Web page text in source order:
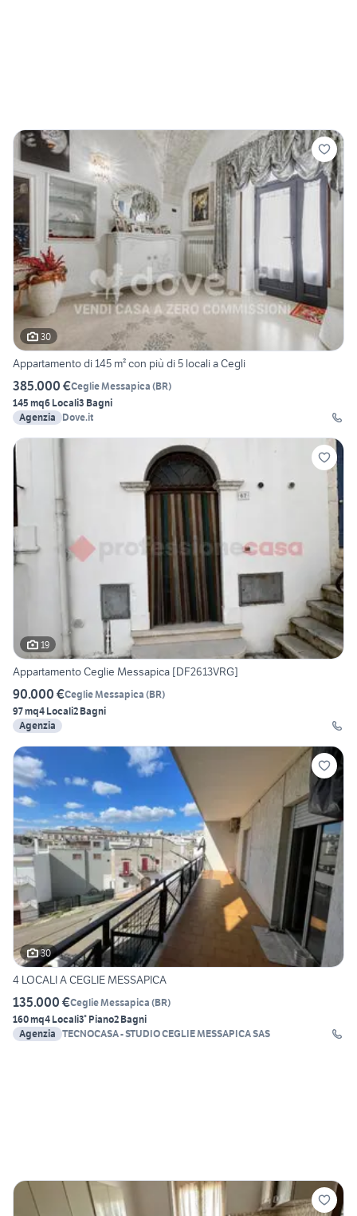
30
Appartamento di 145 m² con più di 5 locali a Cegli
385.000 €Ceglie Messapica (BR)
145 mq6 Locali3 Bagni
Agenzia
Dove.it
19
Appartamento Ceglie Messapica [DF2613VRG]
90.000 €Ceglie Messapica (BR)
97 mq4 Locali2 Bagni
Agenzia
30
4 LOCALI A CEGLIE MESSAPICA
135.000 €Ceglie Messapica (BR)
160 mq4 Locali3° Piano2 Bagni
Agenzia TECNOCASA - STUDIO CEGLIE MESSAPICA SAS